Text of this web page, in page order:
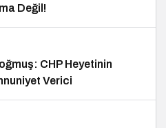
Değil!
CHP Heyetinin
Verici